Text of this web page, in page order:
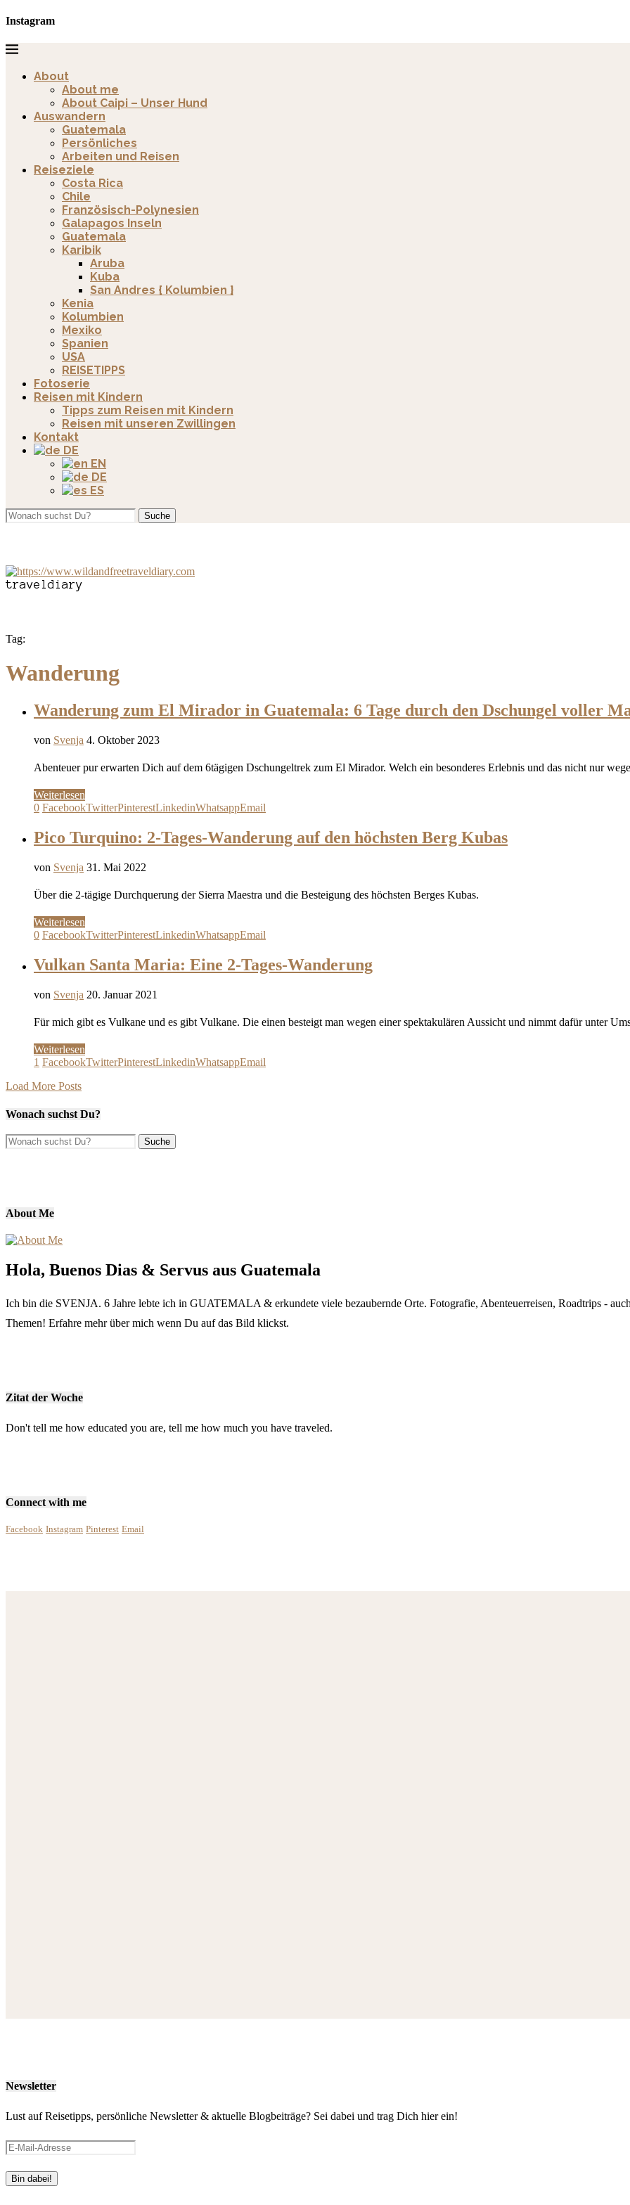
Instagram
About
About me
About Caipi – Unser Hund
Auswandern
Guatemala
Persönliches
Arbeiten und Reisen
Reiseziele
Costa Rica
Chile
Französisch-Polynesien
Galapagos Inseln
Guatemala
Karibik
Aruba
Kuba
San Andres { Kolumbien }
Kenia
Kolumbien
Mexiko
Spanien
USA
REISETIPPS
Fotoserie
Reisen mit Kindern
Tipps zum Reisen mit Kindern
Reisen mit unseren Zwillingen
Kontakt
DE
EN
DE
ES
Suche
traveldiary
Tag:
Wanderung
Wanderung zum El Mirador in Guatemala: 6 Tage durch den Dschungel voller
von Svenja 4. Oktober 2023
Abenteuer pur erwarten Dich auf dem 6tägigen Dschungeltrek zum El Mirador. Welch ein besonderes Erlebnis und das nicht nur
Weiterlesen
0 FacebookTwitterPinterestLinkedinWhatsappEmail
Pico Turquino: 2-Tages-Wanderung auf den höchsten Berg Kubas
von Svenja 31. Mai 2022
Über die 2-tägige Durchquerung der Sierra Maestra und die Besteigung des höchsten Berges Kubas.
Weiterlesen
0 FacebookTwitterPinterestLinkedinWhatsappEmail
Vulkan Santa Maria: Eine 2-Tages-Wanderung
von Svenja 20. Januar 2021
Für mich gibt es Vulkane und es gibt Vulkane. Die einen besteigt man wegen einer spektakulären Aussicht und nimmt dafür unter
Weiterlesen
1 FacebookTwitterPinterestLinkedinWhatsappEmail
Load More Posts
Wonach suchst Du?
About Me
Hola, Buenos Dias & Servus aus Guatemala
Ich bin die SVENJA. 6 Jahre lebte ich in GUATEMALA & erkundete viele bezaubernde Orte. Fotografie, Abenteuerreisen, Roadtrips -
Themen! Erfahre mehr über mich wenn Du auf das Bild klickst.
Zitat der Woche
Don't tell me how educated you are, tell me how much you have traveled.
Connect with me
Facebook Instagram Pinterest Email
Newsletter
Lust auf Reisetipps, persönliche Newsletter & aktuelle Blogbeiträge? Sei dabei und trag Dich hier ein!